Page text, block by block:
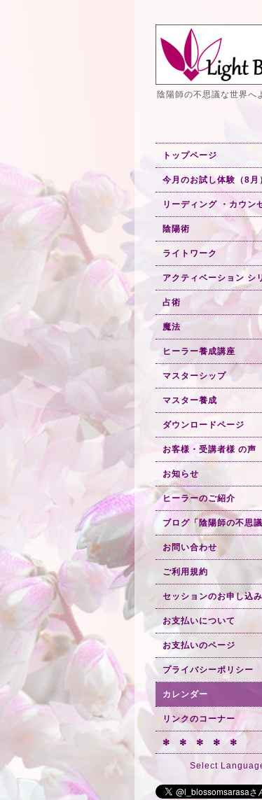
陰陽師の不思議な世界へ
トップページ
今月のお試し体験（8月
リーディング ・カウン
陰陽術
ライトワーク
アクティベーション シ
占術
魔法
ヒーラー養成講座
マスターシップ
マスター養成
ダウンロードページ
お客様・受講者様 の声
お知らせ
ヒーラーのご紹介
ブログ「陰陽師の不思
お問い合わせ
ご利用規約
セッションのお申し込
お支払いについて
お支払いのページ
プライバシーポリシー
カレンダー
リンクのコーナー
✻ ✻ ✻ ✻ ✻
Select